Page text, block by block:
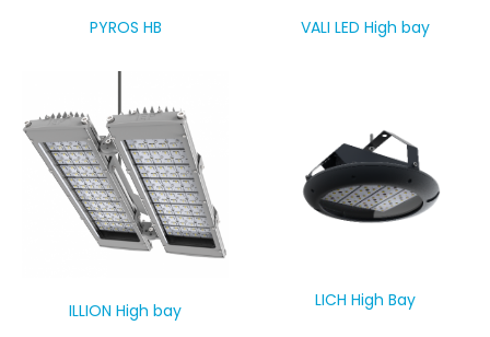
PYROS HB VALI LED High bay
ILLION High bay
LICH High Bay